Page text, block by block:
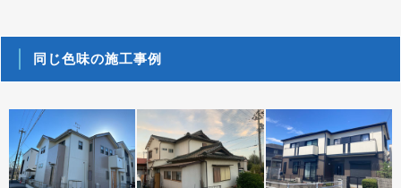
同じ色味の施工事例